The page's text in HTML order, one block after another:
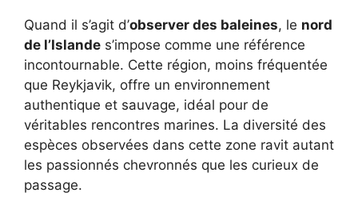
Quand il s’agit d’observer des baleines, le nord
de l’Islande s’impose comme une référence
incontournable. Cette région, moins fréquentée
que Reykjavik, offre un environnement
authentique et sauvage, idéal pour de
véritables rencontres marines. La diversité des
espèces observées dans cette zone ravit autant
les passionnés chevronnés que les curieux de
passage.